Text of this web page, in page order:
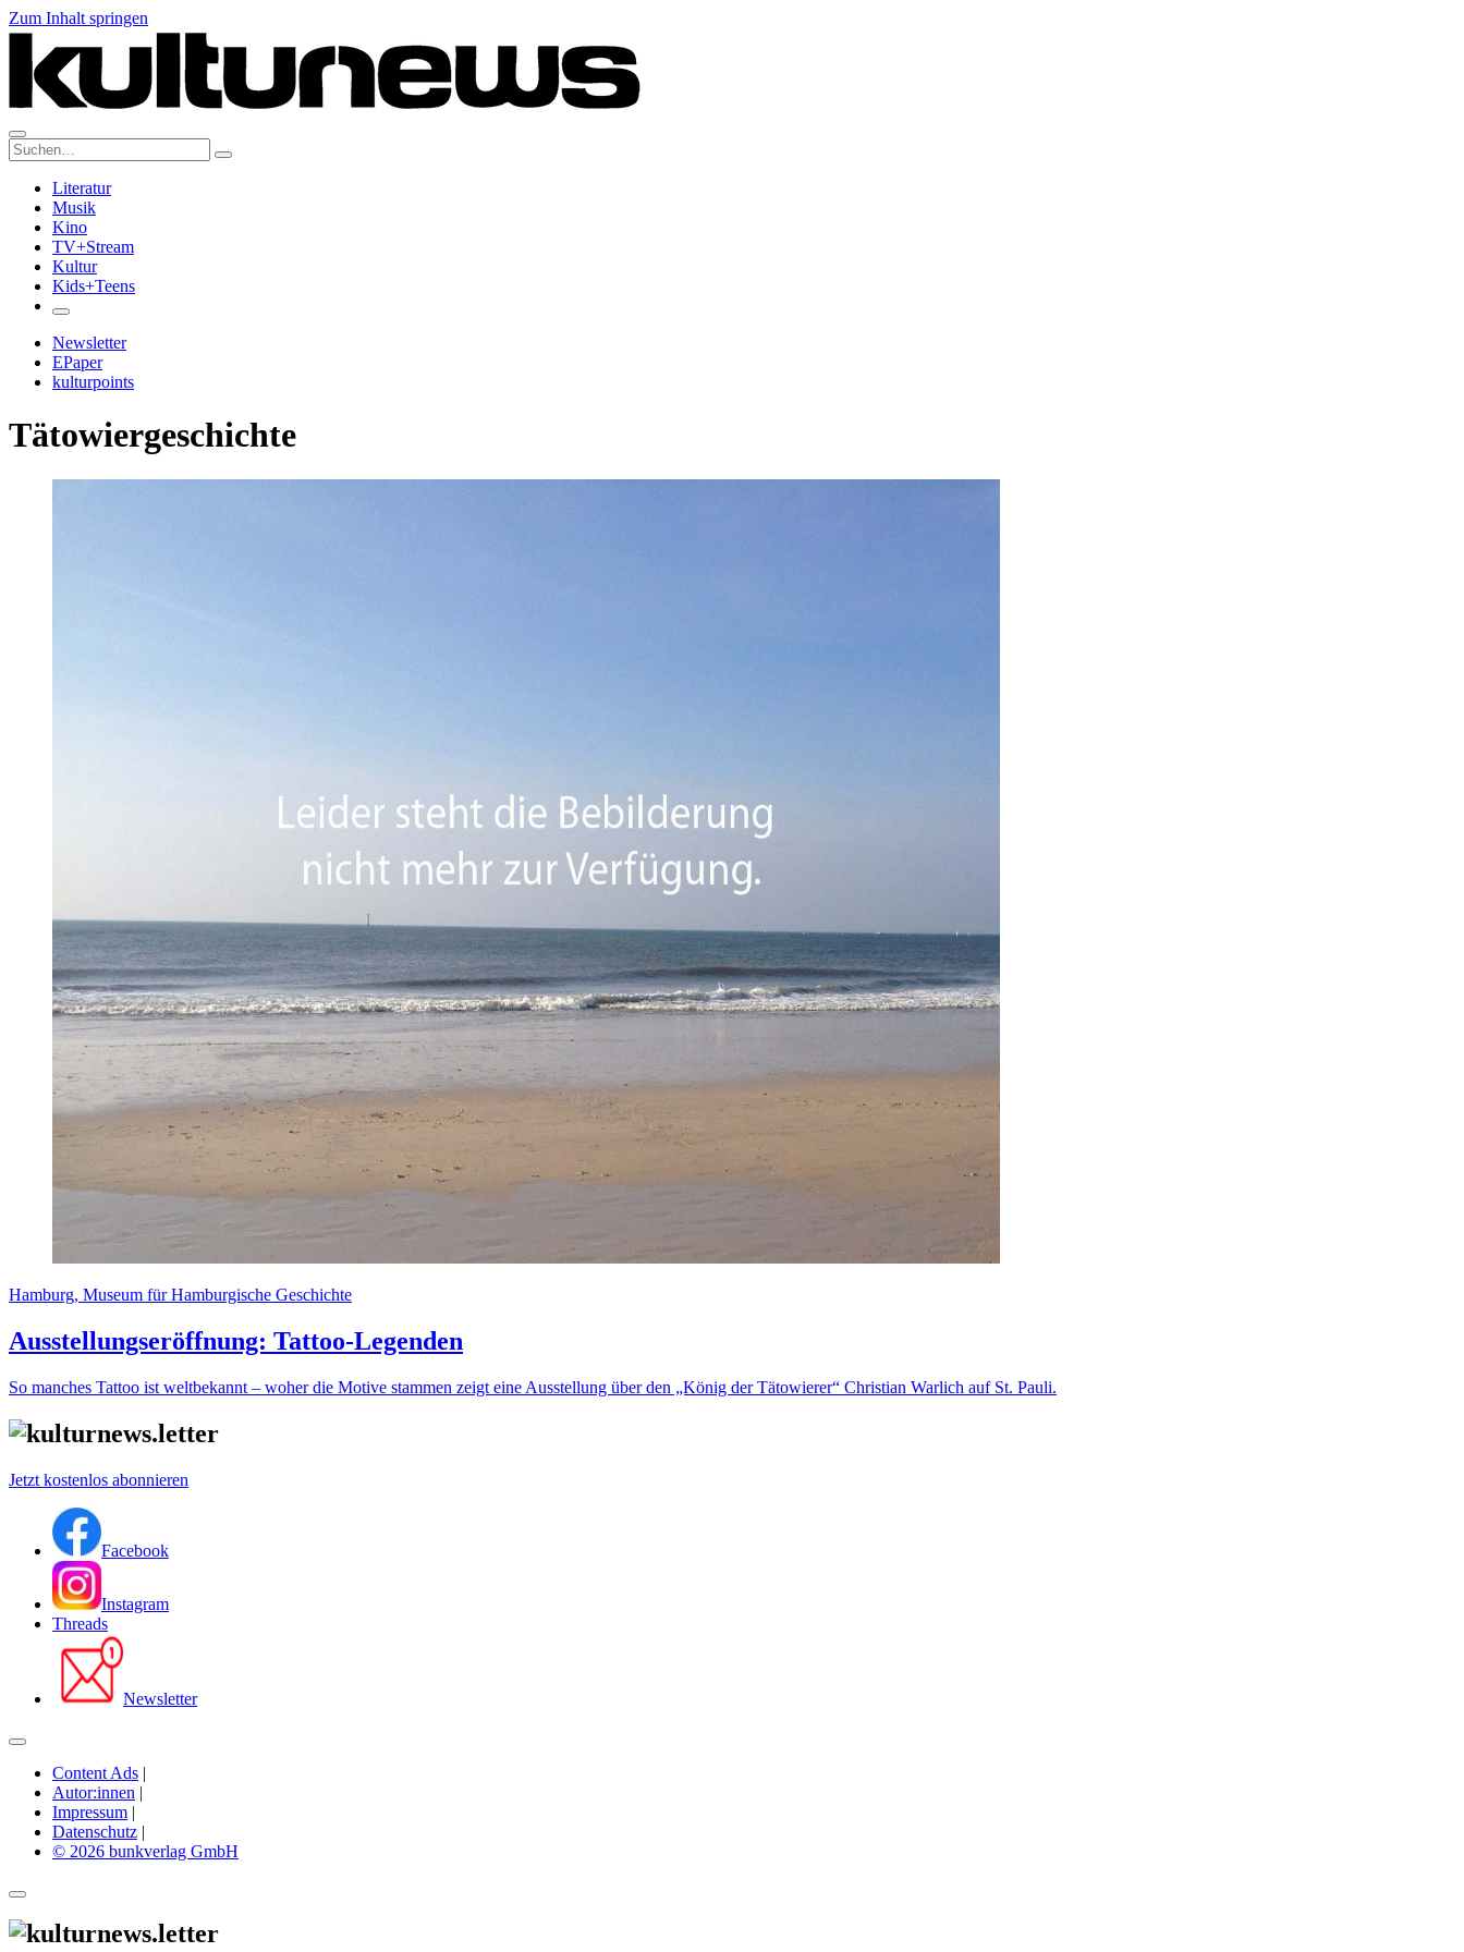
Zum Inhalt springen
Suche:
Literatur
Musik
Kino
TV+Stream
Kultur
Kids+Teens
Newsletter
EPaper
kulturpoints
Tätowiergeschichte
Hamburg, Museum für Hamburgische Geschichte
Ausstellungseröffnung: Tattoo-Legenden
So manches Tattoo ist weltbekannt – woher die Motive stammen zeigt eine Ausstellung über den „König der Tätowierer“ Christian Warlich auf St. Pauli.
Jetzt kostenlos abonnieren
Facebook
Instagram
Threads
Newsletter
Content Ads |
Autor:innen |
Impressum |
Datenschutz |
© 2026 bunkverlag GmbH